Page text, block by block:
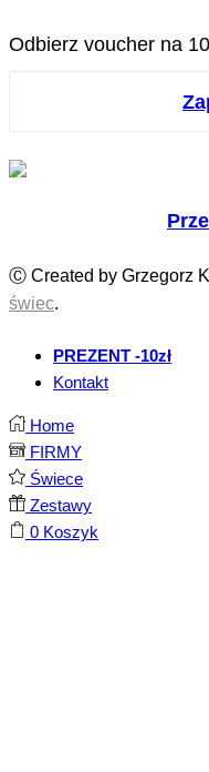
Odbierz voucher na
Ⓒ Created by Grzegorz
świec.
PREZENT -10zł
Kontakt
Home
FIRMY
Świece
Zestawy
0 Koszyk